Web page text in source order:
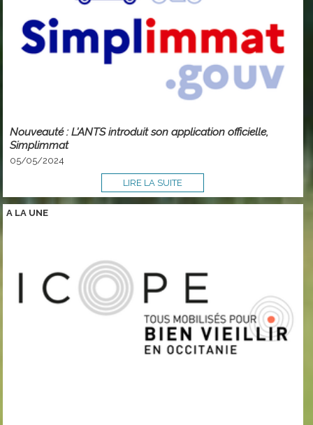
Nouveauté : L’ANTS introduit son application officielle,
Simplimmat
05/05/2024
LIRE LA SUITE
A LA UNE